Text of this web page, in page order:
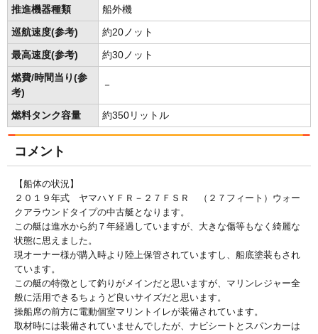
推進機器種類 船外機
巡航速度(参考) 約20ノット
最高速度(参考) 約30ノット
燃費/時間当り(参
考)
－
燃料タンク容量 約350リットル
コメント
【船体の状況】
２０１９年式 ヤマハＹＦＲ－２７ＦＳＲ （２７フィート）ウォー
クアラウンドタイプの中古艇となります。
この艇は進水から約７年経過していますが、大きな傷等もなく綺麗な
状態に思えました。
現オーナー様が購入時より陸上保管されていますし、船底塗装もされ
ています。
この艇の特徴として釣りがメインだと思いますが、マリンレジャー全
般に活用できるちょうど良いサイズだと思います。
操船席の前方に電動個室マリントイレが装備されています。
取材時には装備されていませんでしたが、ナビシートとスパンカーは